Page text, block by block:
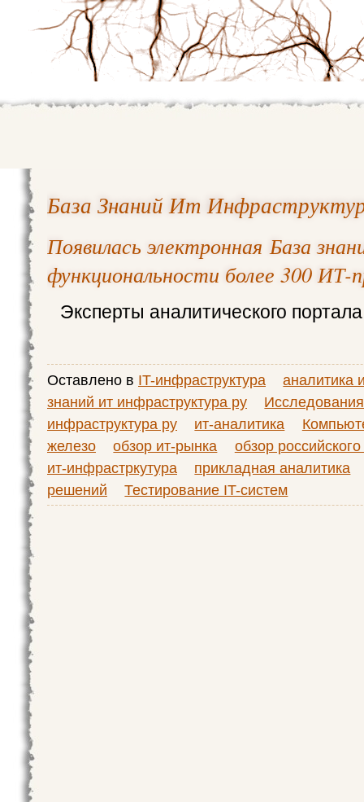
База Знаний Ит
Появилась электронная База
функциональности более 300 ИТ-
Эксперты аналитического портала
Оставлено в IT-инфраструктура
аналитика
знаний ит инфраструктура ру
инфраструктура ру
ит-аналитика
железо
обзор ит-рынка
обзор
ит-инфрастркутура
прикладная аналитика
решений
Тестирование IT-систем